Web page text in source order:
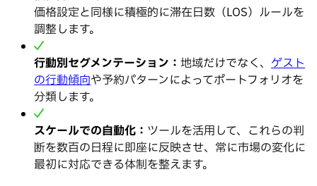
価格設定と同様に積極的に滞在日数（LOS）ルールを
調整します。
行動別セグメンテーション： 地域だけでなく、 ゲスト
の行動傾向や予約パターンによってポートフォリオを
分類します。
スケールでの自動化： ツールを活用して、これらの判
断を数百の日程に即座に反映させ、常に市場の変化に
最初に対応できる体制を整えます。